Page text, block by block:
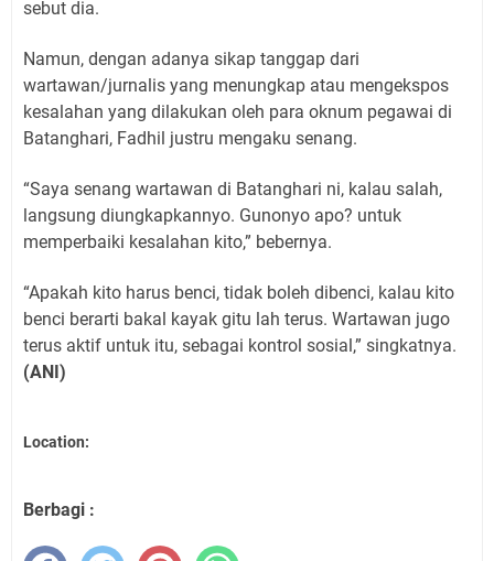
sebut dia.
Namun, dengan adanya sikap tanggap dari
wartawan/jurnalis yang menungkap atau mengekspos
kesalahan yang dilakukan oleh para oknum pegawai di
Batanghari, Fadhil justru mengaku senang.
“Saya senang wartawan di Batanghari ni, kalau salah,
langsung diungkapkannyo. Gunonyo apo? untuk
memperbaiki kesalahan kito,” bebernya.
“Apakah kito harus benci, tidak boleh dibenci, kalau kito
benci berarti bakal kayak gitu lah terus. Wartawan jugo
terus aktif untuk itu, sebagai kontrol sosial,” singkatnya.
(ANI)
Location:
Berbagi :